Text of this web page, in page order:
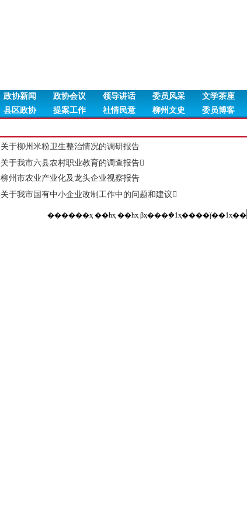
政协新闻 政协会议 领导讲话 委员风采
文学茶座
县区政协 提案工作 社情民意 柳州文史 委员博客
关于柳州米粉卫生整治情况的调研报告
关于我市六县农村职业教育的调查报告
柳州市农业产业化及龙头企业视察报告
关于我市国有中小企业改制工作中的问题和建议
������ҳ ��һҳ ��һҳ βҳ���ܹ�1ҳ����ǰ��1ҳ��